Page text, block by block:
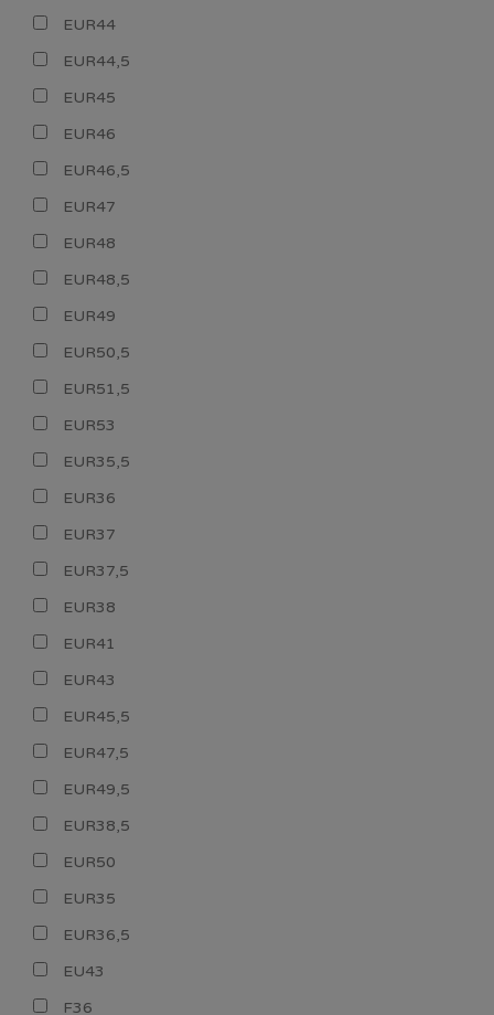
EUR44
EUR44,5
EUR45
EUR46
EUR46,5
EUR47
EUR48
EUR48,5
EUR49
EUR50,5
EUR51,5
EUR53
EUR35,5
EUR36
EUR37
EUR37,5
EUR38
EUR41
EUR43
EUR45,5
EUR47,5
EUR49,5
EUR38,5
EUR50
EUR35
EUR36,5
EU43
F36